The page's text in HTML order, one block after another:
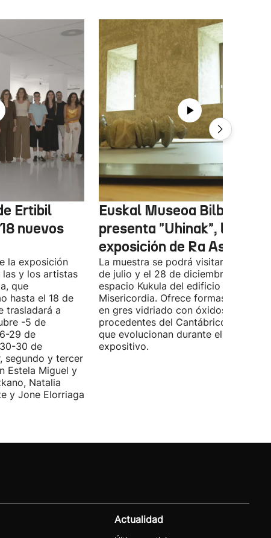
Ertibil
nuevos
la exposición
y los artistas
que
hasta el 18 de
trasladará a
-5 de
29 de
30 de
segundo y tercer
Estela Miguel y
Natalia
y Jone Elorriaga
Euskal Museoa Bilbao
presenta "Uhinak", la
exposición de Ra Asensi
La muestra se podrá visitar entre el 8
de julio y el 28 de diciembre en el
espacio Kukula del edificio
Misericordia. Ofrece formas
en gres vidriado con óxidos y algas
procedentes del Cantábrico,
que evolucionan durante el periodo
expositivo.
Actualidad